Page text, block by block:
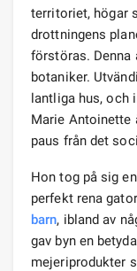
territoriet, högar
drottningens
förstöras. Denna
botaniker.
lantliga hus, och
Marie Antoinette
paus från det
Hon tog på sig
perfekt rena
barn, ibland av
gav byn en
mejeriprodukter